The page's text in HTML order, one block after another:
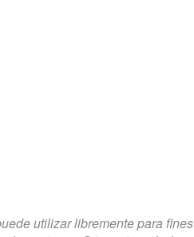
utilizar libremente para fines